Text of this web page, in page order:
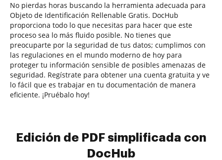
No pierdas horas buscando la herramienta adecuada para
Objeto de Identificación Rellenable Gratis. DocHub
proporciona todo lo que necesitas para hacer que este
proceso sea lo más fluido posible. No tienes que
preocuparte por la seguridad de tus datos; cumplimos con
las regulaciones en el mundo moderno de hoy para
proteger tu información sensible de posibles amenazas de
seguridad. Regístrate para obtener una cuenta gratuita y ve
lo fácil que es trabajar en tu documentación de manera
eficiente. ¡Pruébalo hoy!
Edición de PDF simplificada con
DocHub